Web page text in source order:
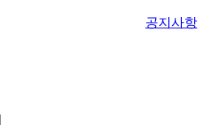
공지사항